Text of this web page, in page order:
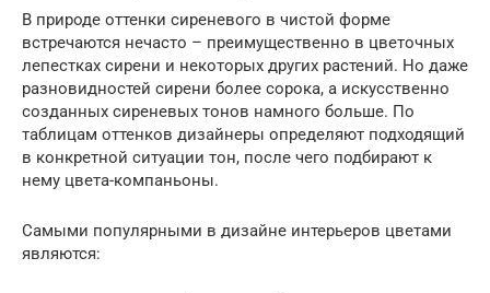
В природе оттенки сиреневого в чистой форме
встречаются нечасто – преимущественно в цветочных
лепестках сирени и некоторых других растений. Но даже
разновидностей сирени более сорока, а искусственно
созданных сиреневых тонов намного больше. По
таблицам оттенков дизайнеры определяют подходящий
в конкретной ситуации тон, после чего подбирают к
нему цвета-компаньоны.
Самыми популярными в дизайне интерьеров цветами
являются: